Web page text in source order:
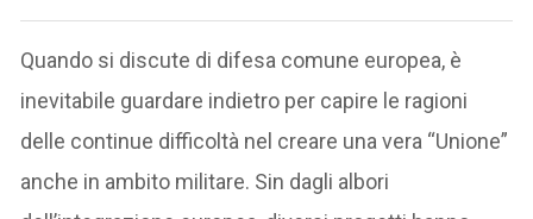
Quando si discute di difesa comune europea, è
inevitabile guardare indietro per capire le ragioni
delle continue difficoltà nel creare una vera “Unione”
anche in ambito militare. Sin dagli albori